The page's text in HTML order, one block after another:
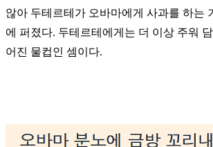
않아 두테르테가 오바마에게 사과를 하는
에 퍼졌다. 두테르테에게는 더 이상 주워
어진 물컵인 셈이다.